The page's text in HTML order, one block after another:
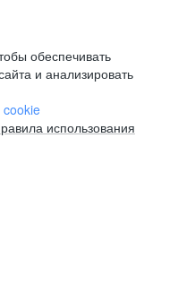
обеспечивать
и анализировать
использования